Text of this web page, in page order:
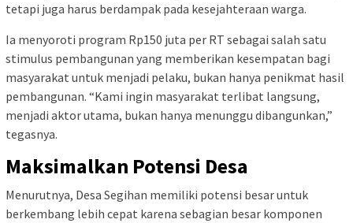
tetapi juga harus berdampak pada kesejahteraan warga.
Ia menyoroti program Rp150 juta per RT sebagai salah satu
stimulus pembangunan yang memberikan kesempatan bagi
masyarakat untuk menjadi pelaku, bukan hanya penikmat hasil
pembangunan. “Kami ingin masyarakat terlibat langsung,
menjadi aktor utama, bukan hanya menunggu dibangunkan,”
tegasnya.
Maksimalkan Potensi Desa
Menurutnya, Desa Segihan memiliki potensi besar untuk
berkembang lebih cepat karena sebagian besar komponen